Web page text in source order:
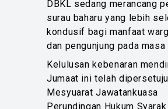
DBKL sedang merancang
surau baharu yang lebih
kondusif bagi manfaat
dan pengunjung pada masa
Kelulusan kebenaran
Jumaat ini telah
Mesyuarat Jawatankuasa
Perundingan Hukum